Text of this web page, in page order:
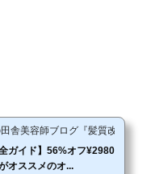
舎美容師ブログ『髪質改善×白
ガイド】56%オフ¥2980
オススメのオ...